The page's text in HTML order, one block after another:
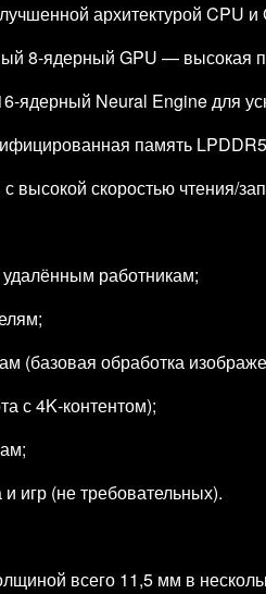
архитектурой CPU и
8‑ядерный GPU — высокая
Neural Engine для
память
высокой скоростью чтения/
работникам;
(базовая обработка
с 4K‑контентом);
игр (не требовательных).
всего 11,5 мм в